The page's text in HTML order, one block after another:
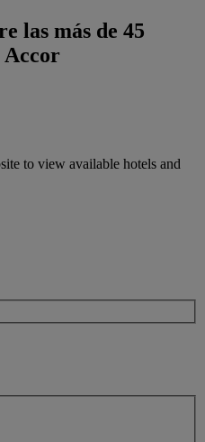
las más de 45
Accor
to view available hotels and